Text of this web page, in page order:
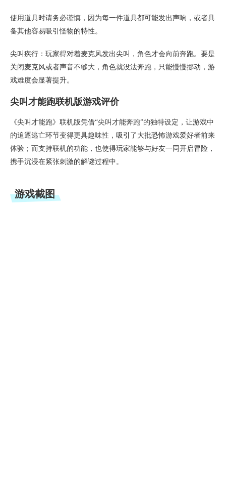
使用道具时请务必谨慎，因为每一件道具都可能发出声响，或者具
备其他容易吸引怪物的特性。
尖叫疾行：玩家得对着麦克风发出尖叫，角色才会向前奔跑。要是
关闭麦克风或者声音不够大，角色就没法奔跑，只能慢慢挪动，游
戏难度会显著提升。
尖叫才能跑联机版游戏评价
《尖叫才能跑》联机版凭借“尖叫才能奔跑”的独特设定，让游戏中
的追逐逃亡环节变得更具趣味性，吸引了大批恐怖游戏爱好者前来
体验；而支持联机的功能，也使得玩家能够与好友一同开启冒险，
携手沉浸在紧张刺激的解谜过程中。
游戏截图